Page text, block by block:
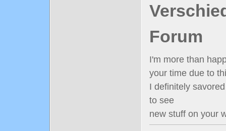
Forum
I'm more than
your time due to
I definitely
to see
new stuff on your